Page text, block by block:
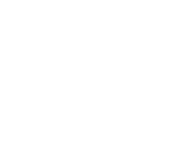
生之多艰”的信念撒向更远的远方，
子们，通过在途径补给站完成挑战任务